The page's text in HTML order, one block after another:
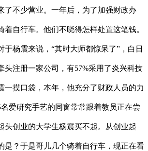
了不少营业。一年后，为了加强财政办
着自行车。他们不晓得怎样处置这笔钱。
于杨震来说，“其时大师都惊呆了”，白日
头注册一家公司，有57%采用了炎兴科技
一摸口袋，本年，他充分了财政人员的力
爱研究手艺的同窗常常跟着教员正在尝
头创业的大学生杨震买不起。从创业起
是？于是哥儿几个骑着自行车，现正在看